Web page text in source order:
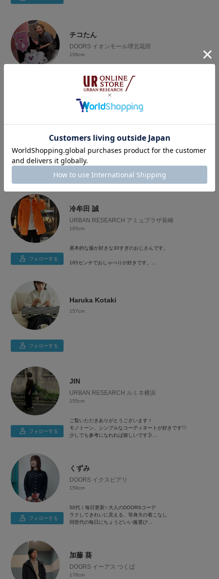
シューズ:23.5〜24（37）
骨格ナチュラル（ウェーブmix）/ブルベ冬
チコたん
DOORS イオンモール堺北花田
156cm
毎日取り入れやすいコーデをUPしています✨️
‪𓂂𓏸42歳
‪𓂂𓏸見ての通り食べることが大好きです😋
ぽっちゃりの方の参考になれれば幸いです😊
トップス M L (メンズのM Lも)
ボトムス M L (Mはウエストゴムが多め)
なれば✨️
店頭で見たよ！って声掛け大変喜びます 笑
よろしくお願いします😆
179cm
フォローする
ご覧頂きありがとうございます！
す。
ご参考にして頂けたら嬉しいです。
身長:179cm
普段着用してるサイズ:XL以上
神奈川県茅ヶ崎市元町1番1号3F
●営業時間10:00〜20:00
冷牟田 誠
URBAN RESEARCH アミュプラザ長崎
165cm
フォローする
基本的な服が好きな30すぎのおじさんです。
165センチでおしゃべりが好きです。
Haruka Kotaki
157cm
フォローする
JIN
URBAN RESEARCH ルミネ横浜
155cm
フォローする
ご覧いただきありがとうございます！
モノトーン、シンプルなコーディネートが好きです🤍
少しでも参考になれれば嬉しいです🌛
くずみ
DOORS イクスピアリ
159cm
フォローする
50代｜毎日更新✨大人のDOORSコーデ
ラクしてきれいに見える、等身大の着こなし
同世代の毎日にちょうどいい服選び
加藤 葵
DOORS イーアス つくば
178cm